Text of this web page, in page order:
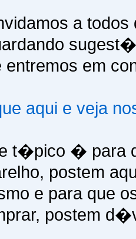
a
entremos em
aqui e veja
t�pico � para
postem
e para que
postem